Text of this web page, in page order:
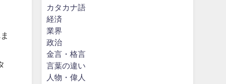
カタカナ語
経済
業界
政治
金言・格言
言葉の違い
人物・偉人